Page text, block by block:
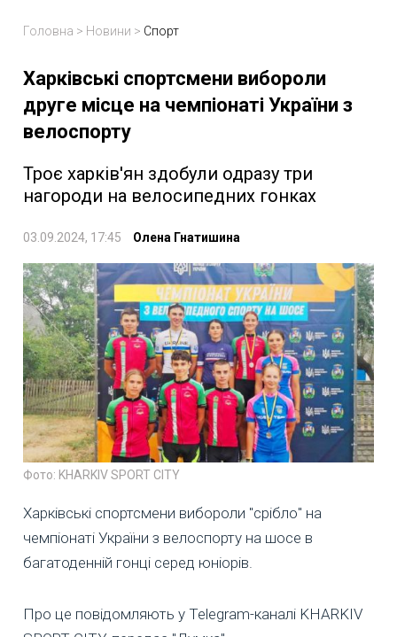
Головна > Новини > Спорт
Харківські спортсмени вибороли
друге місце на чемпіонаті України з
велоспорту
Троє харків'ян здобули одразу три
нагороди на велосипедних гонках
03.09.2024, 17:45 Олена Гнатишина
Фото: KHARKIV SPORT CITY
Харківські спортсмени вибороли "срібло" на
чемпіонаті України з велоспорту на шосе в
багатоденній гонці серед юніорів.
Про це повідомляють у Telegram-каналі KHARKIV